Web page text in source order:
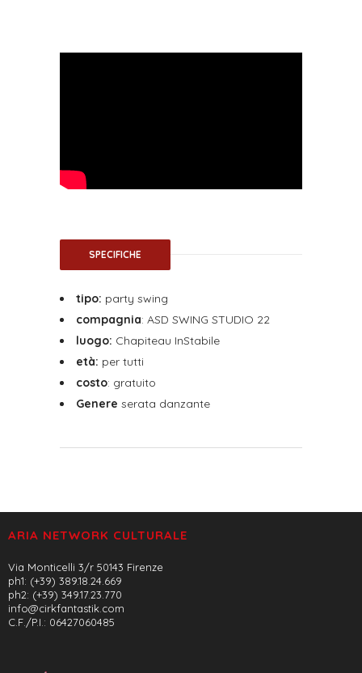
SPECIFICHE
tipo: party swing
compagnia: ASD SWING STUDIO 22
luogo: Chapiteau InStabile
età: per tutti
costo: gratuito
Genere serata danzante
ARIA NETWORK CULTURALE
Via Monticelli 3/r 50143 Firenze
ph1: (+39) 389.18.24.669
ph2: (+39) 349.17.23.770
info@cirkfantastik.com
C.F./P.I.: 06427060485